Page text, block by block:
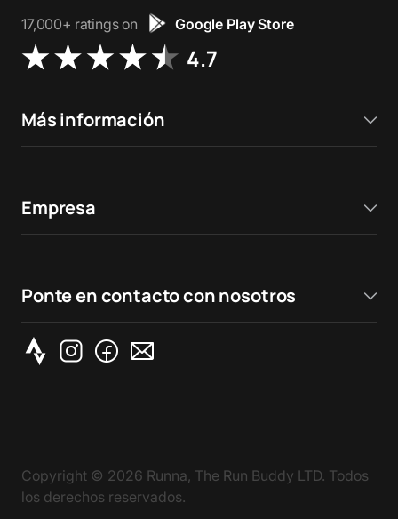
17,000+ ratings on Google Play Store
4.7
Más información
Empresa
Ponte en contacto con nosotros
Copyright © 2026 Runna, The Run Buddy LTD. Todos
los derechos reservados.